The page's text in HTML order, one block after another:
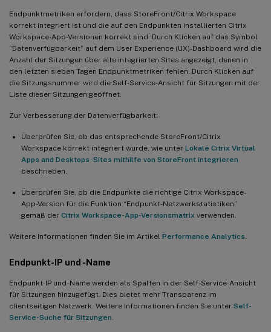
Endpunktmetriken erfordern, dass StoreFront/Citrix Workspace
korrekt integriert ist und die auf den Endpunkten installierten Citrix
Workspace-App-Versionen korrekt sind. Durch Klicken auf das Symbol
“Datenverfügbarkeit” auf dem User Experience (UX)-Dashboard wird die
Anzahl der Sitzungen über alle integrierten Sites angezeigt, denen in
den letzten sieben Tagen Endpunktmetriken fehlen. Durch Klicken auf
die Sitzungsnummer wird die Self-Service-Ansicht für Sitzungen mit der
Liste dieser Sitzungen geöffnet.
Zur Verbesserung der Datenverfügbarkeit:
Überprüfen Sie, ob das entsprechende StoreFront/Citrix
Workspace korrekt integriert wurde, wie unter Lokale Citrix Virtual
Apps and Desktops-Sites mithilfe von StoreFront integrieren
beschrieben.
Überprüfen Sie, ob die Endpunkte die richtige Citrix Workspace-
App-Version für die Funktion “Endpunkt-Netzwerkstatistiken”
gemäß der Citrix Workspace-App-Versionsmatrix verwenden.
Weitere Informationen finden Sie im Artikel Performance Analytics
Endpunkt-IP und -Name
Endpunkt-IP und -Name werden als Spalten in der Self-Service-Ansicht
für Sitzungen hinzugefügt. Dies bietet mehr Transparenz im
clientseitigen Netzwerk. Weitere Informationen finden Sie unter Self-
Service-Suche für Sitzungen